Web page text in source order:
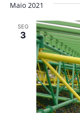
Maio 2021
SEG
3